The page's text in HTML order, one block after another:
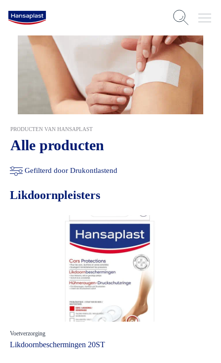
PRODUCTEN VAN HANSAPLAST
Alle producten
Gefilterd door Drukontlastend
Likdoornpleisters
Voetverzorging
Likdoornbeschermingen 20ST